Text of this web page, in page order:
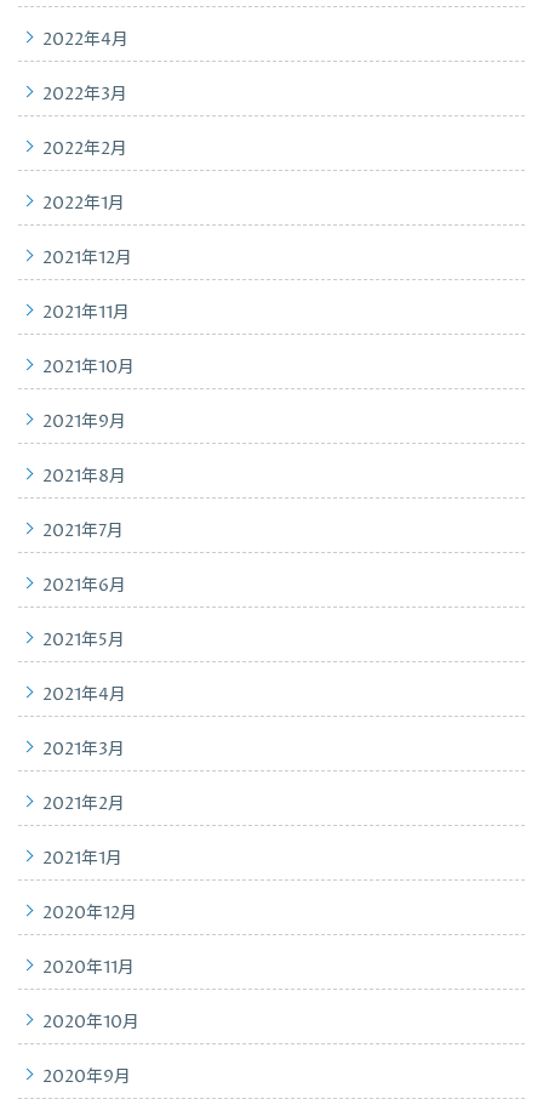
2022年4月
2022年3月
2022年2月
2022年1月
2021年12月
2021年11月
2021年10月
2021年9月
2021年8月
2021年7月
2021年6月
2021年5月
2021年4月
2021年3月
2021年2月
2021年1月
2020年12月
2020年11月
2020年10月
2020年9月